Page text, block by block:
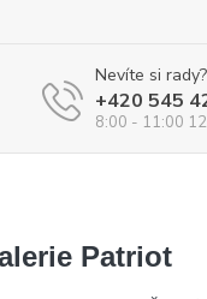
Nevíte si
+420 545
8:00 - 11:00
Patriot